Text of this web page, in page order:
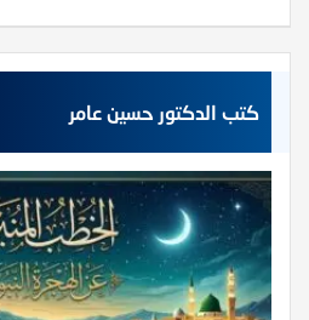
كتب الدكتور حسين عامر